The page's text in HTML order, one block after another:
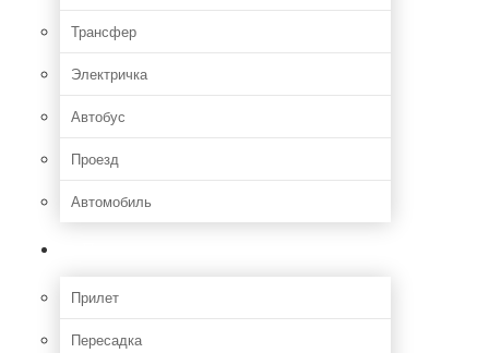
Трансфер
Электричка
Автобус
Проезд
Автомобиль
Прилет
Пересадка